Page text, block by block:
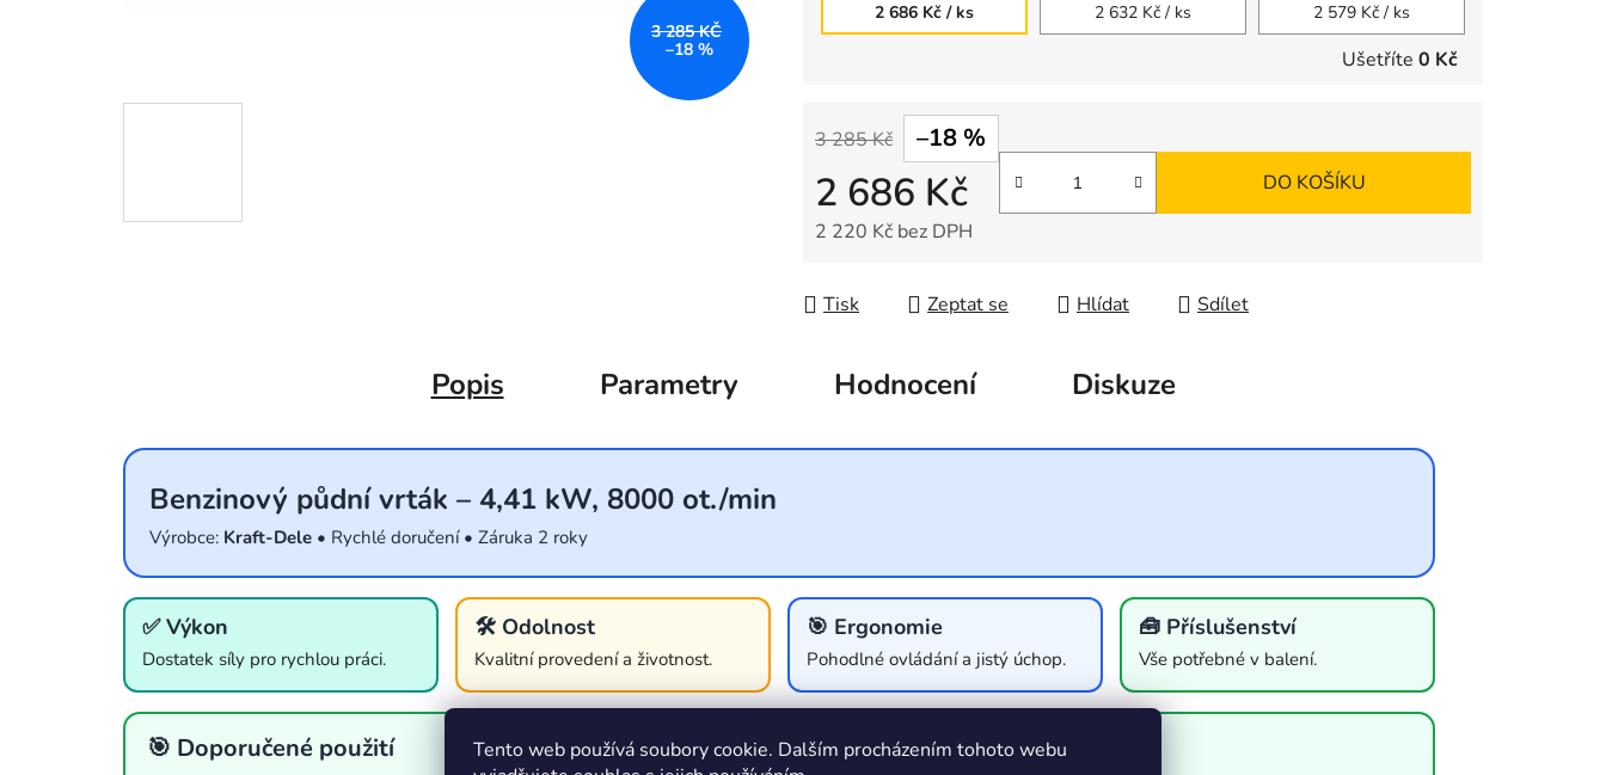
Tento web používá soubory cookie. Dalším procházením tohoto webu
2 686 Kč/ ks 2 632 Kč/ ks 2 579 Kč/ ks
Ušetříte 0 Kč
3 285 Kč –18 %
2 686 Kč
2 220 Kč bez DPH
DO KOŠÍKU
Tisk Zeptat se Hlídat Sdílet
3 285 KČ
–18 %
Popis Parametry Hodnocení Diskuze
Benzinový půdní vrták – 4,41 kW, 8000 ot./min
Výrobce: Kraft-Dele • Rychlé doručení • Záruka 2 roky
✅ Výkon
Dostatek síly pro rychlou práci.
🛠️ Odolnost
Kvalitní provedení a životnost.
🎯 Ergonomie
Pohodlné ovládání a jistý úchop.
🧰 Příslušenství
Vše potřebné v balení.
🎯 Doporučené použití